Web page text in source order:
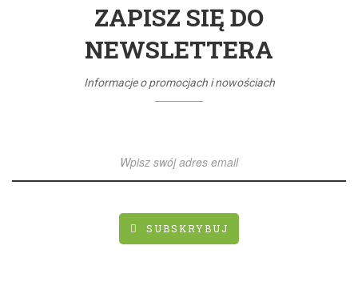
ZAPISZ SIĘ DO
NEWSLETTERA
Informacje o promocjach i nowościach
SUBSKRYBUJ